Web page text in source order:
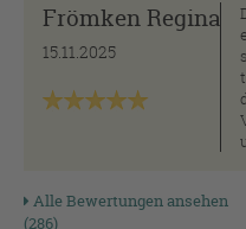
Frömken Regina
15.11.2025
Alle Bewertungen ansehen
(286)